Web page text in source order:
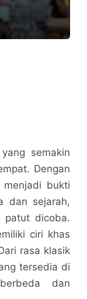
semakin
Dengan
bukti
dan sejarah,
patut dicoba.
ciri khas
rasa klasik
tersedia di
dan